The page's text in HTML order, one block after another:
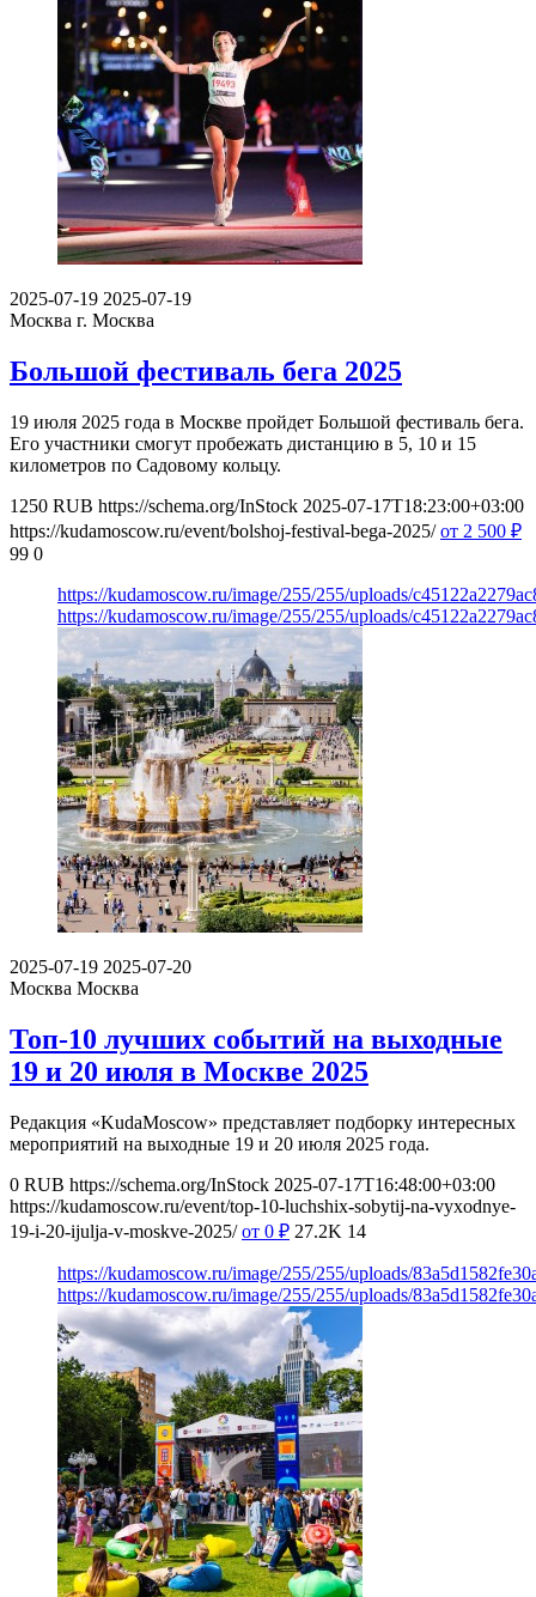
2025-07-19 2025-07-19
Москва г. Москва
Большой фестиваль бега 2025
19 июля 2025 года в Москве пройдет Большой фестиваль бега.
Его участники смогут пробежать дистанцию в 5, 10 и 15
километров по Садовому кольцу.
1250 RUB https://schema.org/InStock 2025-07-17T18:23:00+03:00
https://kudamoscow.ru/event/bolshoj-festival-bega-2025/ от 2 500 ₽
99 0
https://kudamoscow.ru/image/255/255/uploads/
https://kudamoscow.ru/image/255/255/uploads/
2025-07-19 2025-07-20
Москва Москва
Топ-10 лучших событий на выходные
19 и 20 июля в Москве 2025
Редакция «KudaMoscow» представляет подборку интересных
мероприятий на выходные 19 и 20 июля 2025 года.
0 RUB https://schema.org/InStock 2025-07-17T16:48:00+03:00
https://kudamoscow.ru/event/top-10-luchshix-sobytij-na-vyxodnye-
19-i-20-ijulja-v-moskve-2025/ от 0 ₽ 27.2K 14
https://kudamoscow.ru/image/255/255/uploads/
https://kudamoscow.ru/image/255/255/uploads/